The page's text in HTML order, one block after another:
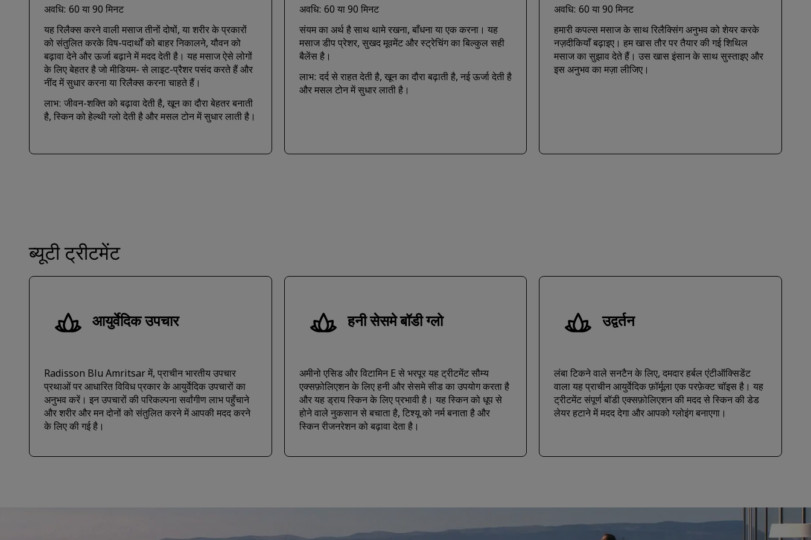
अवधि: 60 या 90 मिनट
यह रिलैक्स करने वाली मसाज तीनों दोषों, या शरीर के प्रकारों
को संतुलित करके विष-पदार्थों को बाहर निकालने, यौवन को
बढ़ावा देने और ऊर्जा बढ़ाने में मदद देती है। यह मसाज ऐसे लोगों
के लिए बेहतर है जो मीडियम- से लाइट-प्रैशर पसंद करते हैं और
नींद में सुधार करना या रिलैक्स करना चाहते हैं।
लाभ: जीवन-शक्ति को बढ़ावा देती है, खून का दौरा बेहतर बनाती
है, स्किन को हेल्थी ग्लो देती है और मसल टोन में सुधार लाती है।
अवधि: 60 या 90 मिनट
संयम का अर्थ है साथ थामे रखना, बाँधना या एक करना। यह
मसाज डीप प्रेशर, सुखद मूवमेंट और स्ट्रेचिंग का बिल्कुल सही
बैलेंस है।
लाभ: दर्द से राहत देती है, खून का दौरा बढ़ाती है, नई ऊर्जा देती है
और मसल टोन में सुधार लाती है।
अवधि: 60 या 90 मिनट
हमारी कपल्स मसाज के साथ रिलैक्सिंग अनुभव को शेयर करके
नज़दीकियाँ बढ़ाइए। हम खास तौर पर तैयार की गई शिथिल
मसाज का सुझाव देते हैं। उस खास इंसान के साथ सुस्ताइए और
इस अनुभव का मज़ा लीजिए।
ब्यूटी ट्रीटमेंट
आयुर्वेदिक उपचार
Radisson Blu Amritsar में, प्राचीन भारतीय उपचार
प्रथाओं पर आधारित विविध प्रकार के आयुर्वेदिक उपचारों का
अनुभव करें। इन उपचारों की परिकल्पना सर्वांगीण लाभ पहुँचाने
और शरीर और मन दोनों को संतुलित करने में आपकी मदद करने
के लिए की गई है।
हनी सेसमे बॉडी ग्लो
अमीनो एसिड और विटामिन E से भरपूर यह ट्रीटमेंट सौम्य
एक्सफ़ोलिएशन के लिए हनी और सेसमे सीड का उपयोग करता है
और यह ड्राय स्किन के लिए प्रभावी है। यह स्किन को धूप से
होने वाले नुकसान से बचाता है, टिश्यू को नर्म बनाता है और
स्किन रीजनरेशन को बढ़ावा देता है।
उद्वर्तन
लंबा टिकने वाले सनटैन के लिए, दमदार हर्बल एंटीऑक्सिडेंट
वाला यह प्राचीन आयुर्वेदिक फ़ॉर्मूला एक परफ़ेक्ट चॉइस है। यह
ट्रीटमेंट संपूर्ण बॉडी एक्सफ़ोलिएशन की मदद से स्किन की डेड
लेयर हटाने में मदद देगा और आपको ग्लोइंग बनाएगा।